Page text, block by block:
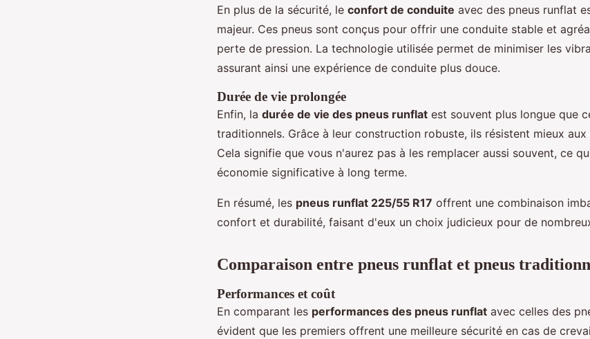
En plus de la sécurité, le confort de conduite avec des pneus runflat
majeur. Ces pneus sont conçus pour offrir une conduite stable et
perte de pression. La technologie utilisée permet de minimiser les
assurant ainsi une expérience de conduite plus douce.
Durée de vie prolongée
Enfin, la durée de vie des pneus runflat est souvent plus longue que
traditionnels. Grâce à leur construction robuste, ils résistent mieux
Cela signifie que vous n'aurez pas à les remplacer aussi souvent, ce
économie significative à long terme.
En résumé, les pneus runflat 225/55 R17 offrent une combinaison
confort et durabilité, faisant d'eux un choix judicieux pour de
Comparaison entre pneus runflat et pneus
Performances et coût
En comparant les performances des pneus runflat avec celles des
évident que les premiers offrent une meilleure sécurité en cas de